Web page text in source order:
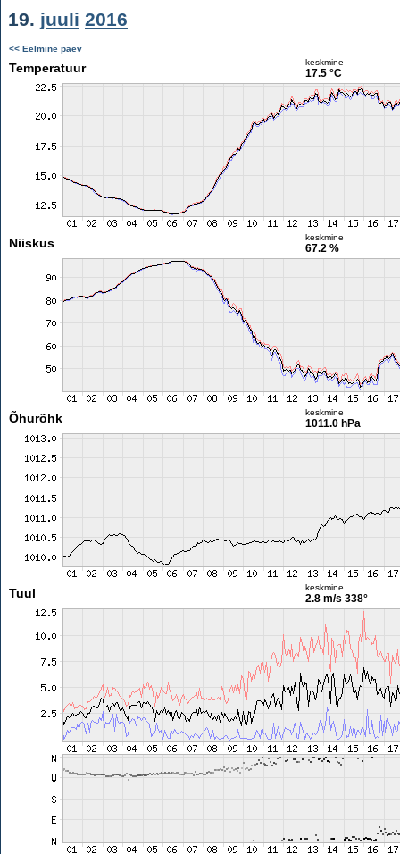
19. juuli 2016
<< Eelmine päev
Temperatuur keskmine
17.5 °C
Niiskus keskmine
67.2 %
Õhurõhk keskmine
1011.0 hPa
Tuul keskmine
2.8 m/s 338°